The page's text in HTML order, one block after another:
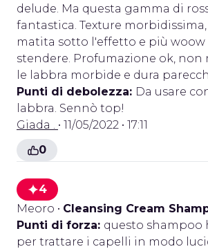
delude. Ma questa gamma di
fantastica. Texture
matita sotto l'effetto e più woow
stendere. Profumazione ok, non
le labbra morbide e dura
Punti di debolezza: Da usare
labbra. Sennò top!
Giada . • 11/05/2022 • 17:11
0
4
Meoro • Cleansing Cream
Punti di forza: questo shampoo
per trattare i capelli in modo